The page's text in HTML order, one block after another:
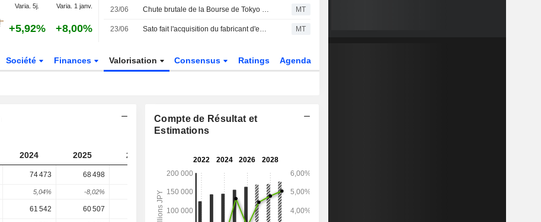
Varia. 5j. Varia. 1 janv.
+5,92% +8,00%
23/06 Chute brutale de la Bourse de Tokyo : les investisseurs redoutent de nouvelles hausses de taux de la Fed MT
23/06 Sato fait l'acquisition du fabricant d'emballages souples Hiranoya Bussan MT
Société Finances Valorisation Consensus Ratings Agenda
2024 2025 2026 2027 2028
74 473 68 498 84 051
5,04% -8,02% 5,79% 15,99%
61 542 60 507 84 051 84 051 84 051
Compte de Résultat et
Estimations